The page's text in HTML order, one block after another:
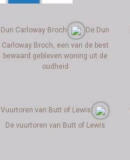
Dun Carloway Broch
De Dun
Carloway Broch, een van de best
bewaard gebleven woning uit de
oudheid
Vuurtoren van Butt of Lewis
De vuurtoren van Butt of Lewis